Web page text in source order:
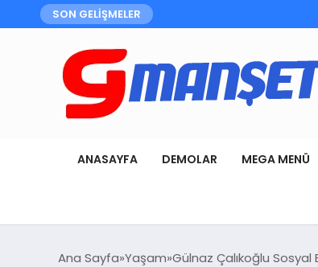
SON GELİŞMELER
ANASAYFA DEMOLAR MEGA MENÜ
Ana Sayfa Yaşam Gülnaz Çalıkoğlu Sosyal